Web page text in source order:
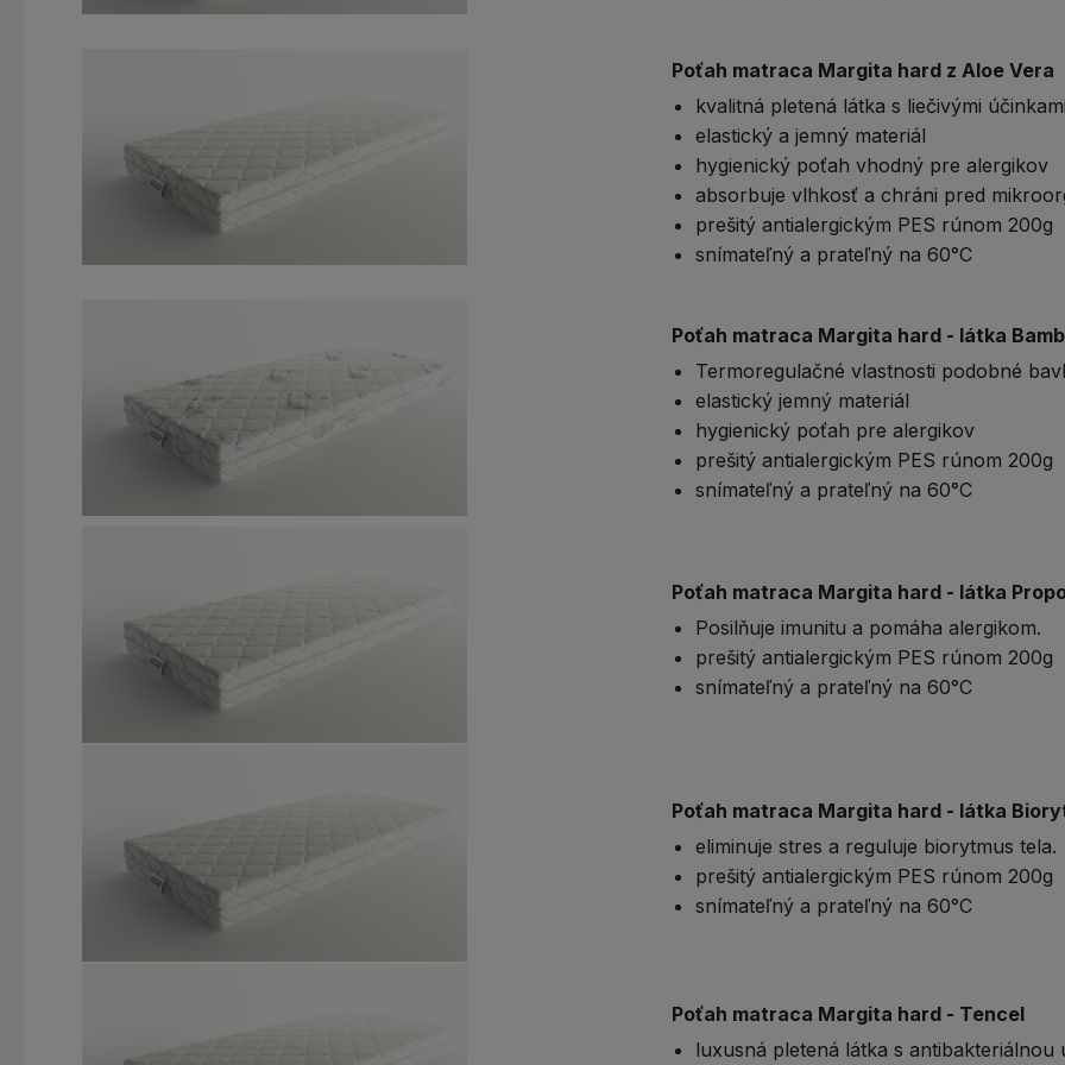
Poťah matraca Margita hard z Aloe Vera
kvalitná pletená látka s liečivými účinkami
elastický a jemný materiál
hygienický poťah vhodný pre alergikov
absorbuje vlhkosť a chráni pred
prešitý antialergickým PES rúnom 200g
snímateľný a prateľný na 60°C
Poťah matraca Margita hard - látka
Termoregulačné vlastnosti podobné
elastický jemný materiál
hygienický poťah pre alergikov
prešitý antialergickým PES rúnom 200g
snímateľný a prateľný na 60°C
Poťah matraca Margita hard - látka
Posilňuje imunitu a pomáha alergikom.
prešitý antialergickým PES rúnom 200g
snímateľný a prateľný na 60°C
Poťah matraca Margita hard - látka
eliminuje stres a reguluje biorytmus tela.
prešitý antialergickým PES rúnom 200g
snímateľný a prateľný na 60°C
Poťah matraca Margita hard - Tencel
luxusná pletená látka s antibakteriálnou